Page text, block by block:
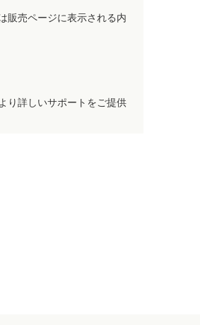
販売ページに表示される内
り詳しいサポートをご提供